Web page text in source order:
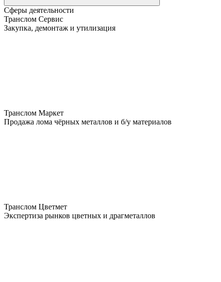
Сферы деятельности
Транслом Сервис
Закупка, демонтаж и утилизация
Транслом Маркет
Продажа лома чёрных металлов и б/у материалов
Транслом Цветмет
Экспертиза рынков цветных и драгметаллов